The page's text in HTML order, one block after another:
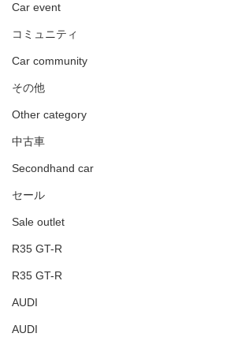
Car event
コミュニティ
Car community
その他
Other category
中古車
Secondhand car
セール
Sale outlet
R35 GT-R
R35 GT-R
AUDI
AUDI